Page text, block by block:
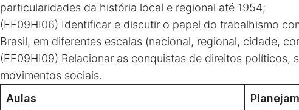
particularidades da história local e regional até 1954;
(EF09HI06) Identificar e discutir o papel do trabalhismo
Brasil, em diferentes escalas (nacional, regional, cidade,
(EF09HI09) Relacionar as conquistas de direitos políticos,
movimentos sociais.
Aulas